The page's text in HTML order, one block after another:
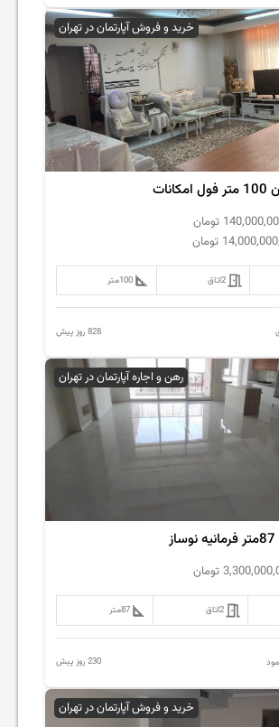
خرید و فروش آپارتمان در تهران
تومان
تومان
2اتاق 100متر
828 روز پیش
رهن و اجاره آپارتمان در تهران
تومان
2اتاق 87متر
230 روز پیش
خرید و فروش آپارتمان در تهران